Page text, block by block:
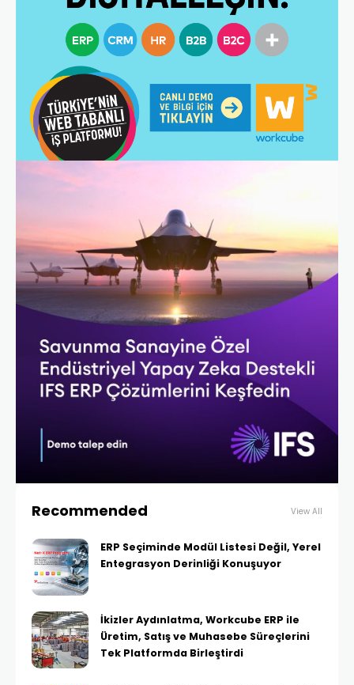
Recommended View All
ERP Seçiminde Modül Listesi Değil, Yerel
Entegrasyon Derinliği Konuşuyor
İkizler Aydınlatma, Workcube ERP ile
Üretim, Satış ve Muhasebe Süreçlerini
Tek Platformda Birleştirdi